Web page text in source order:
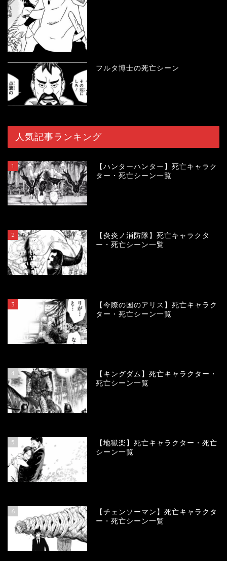
フルタ博士の死亡シーン
人気記事ランキング
1
【ハンターハンター】死亡キャラク
ター・死亡シーン一覧
2
【炎炎ノ消防隊】死亡キャラクタ
ー・死亡シーン一覧
3
【今際の国のアリス】死亡キャラク
ター・死亡シーン一覧
4
【キングダム】死亡キャラクター・
死亡シーン一覧
5
【地獄楽】死亡キャラクター・死亡
シーン一覧
6
【チェンソーマン】死亡キャラクタ
ー・死亡シーン一覧